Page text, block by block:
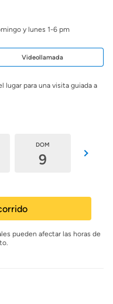
y lunes 1-6 pm
Videollamada
lugar para una visita guiada a
DOM
9
pueden afectar las horas de